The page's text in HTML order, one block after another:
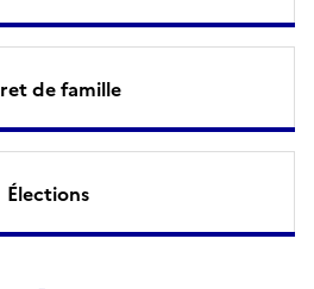
de famille
Élections